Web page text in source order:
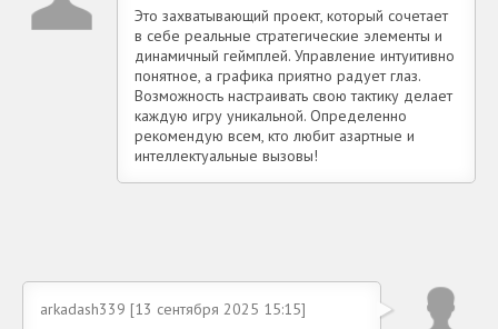
Это захватывающий проект, который сочетает
в себе реальные стратегические элементы и
динамичный геймплей. Управление интуитивно
понятное, а графика приятно радует глаз.
Возможность настраивать свою тактику делает
каждую игру уникальной. Определенно
рекомендую всем, кто любит азартные и
интеллектуальные вызовы!
arkadash339 [13 сентября 2025 15:15]